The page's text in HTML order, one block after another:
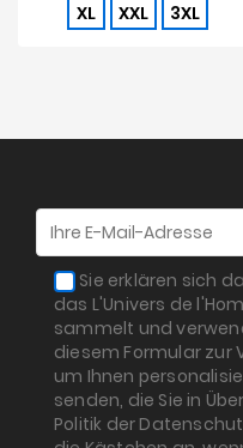
XL
XXL 3XL
Sie erklären sich
das L'Univers de
sammelt und
diesem Formular zur
um Ihnen
senden, die Sie in
Politik der